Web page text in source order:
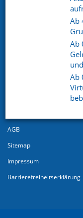
Ab
Ab
Ab
AGB
Sitemap
Impressum
Barrierefreiheitserklärung